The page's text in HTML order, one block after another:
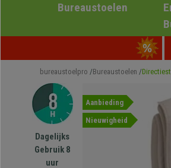
Bureaustoelen
bureaustoelpro Bureaustoelen
Dagelijks
Gebruik 8
uur
Aanbieding
Nieuwigheid